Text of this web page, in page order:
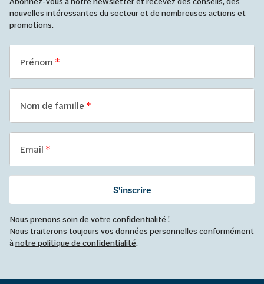
nouvelles intéressantes du secteur et de nombreuses actions et
promotions.
Prénom
Nom de famille
Email
S'inscrire
Nous prenons soin de votre confidentialité !
Nous traiterons toujours vos données personnelles conformément
ànotre politique de confidentialité.